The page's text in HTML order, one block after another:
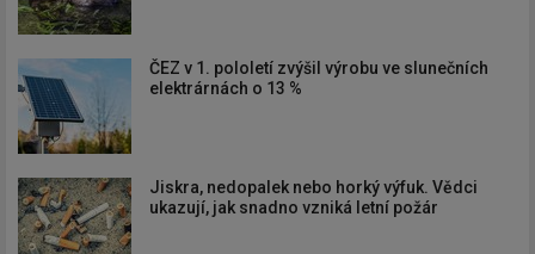
ČEZ v 1. pololetí zvýšil výrobu ve slunečních
elektrárnách o 13 %
Jiskra, nedopalek nebo horký výfuk. Vědci
ukazují, jak snadno vzniká letní požár